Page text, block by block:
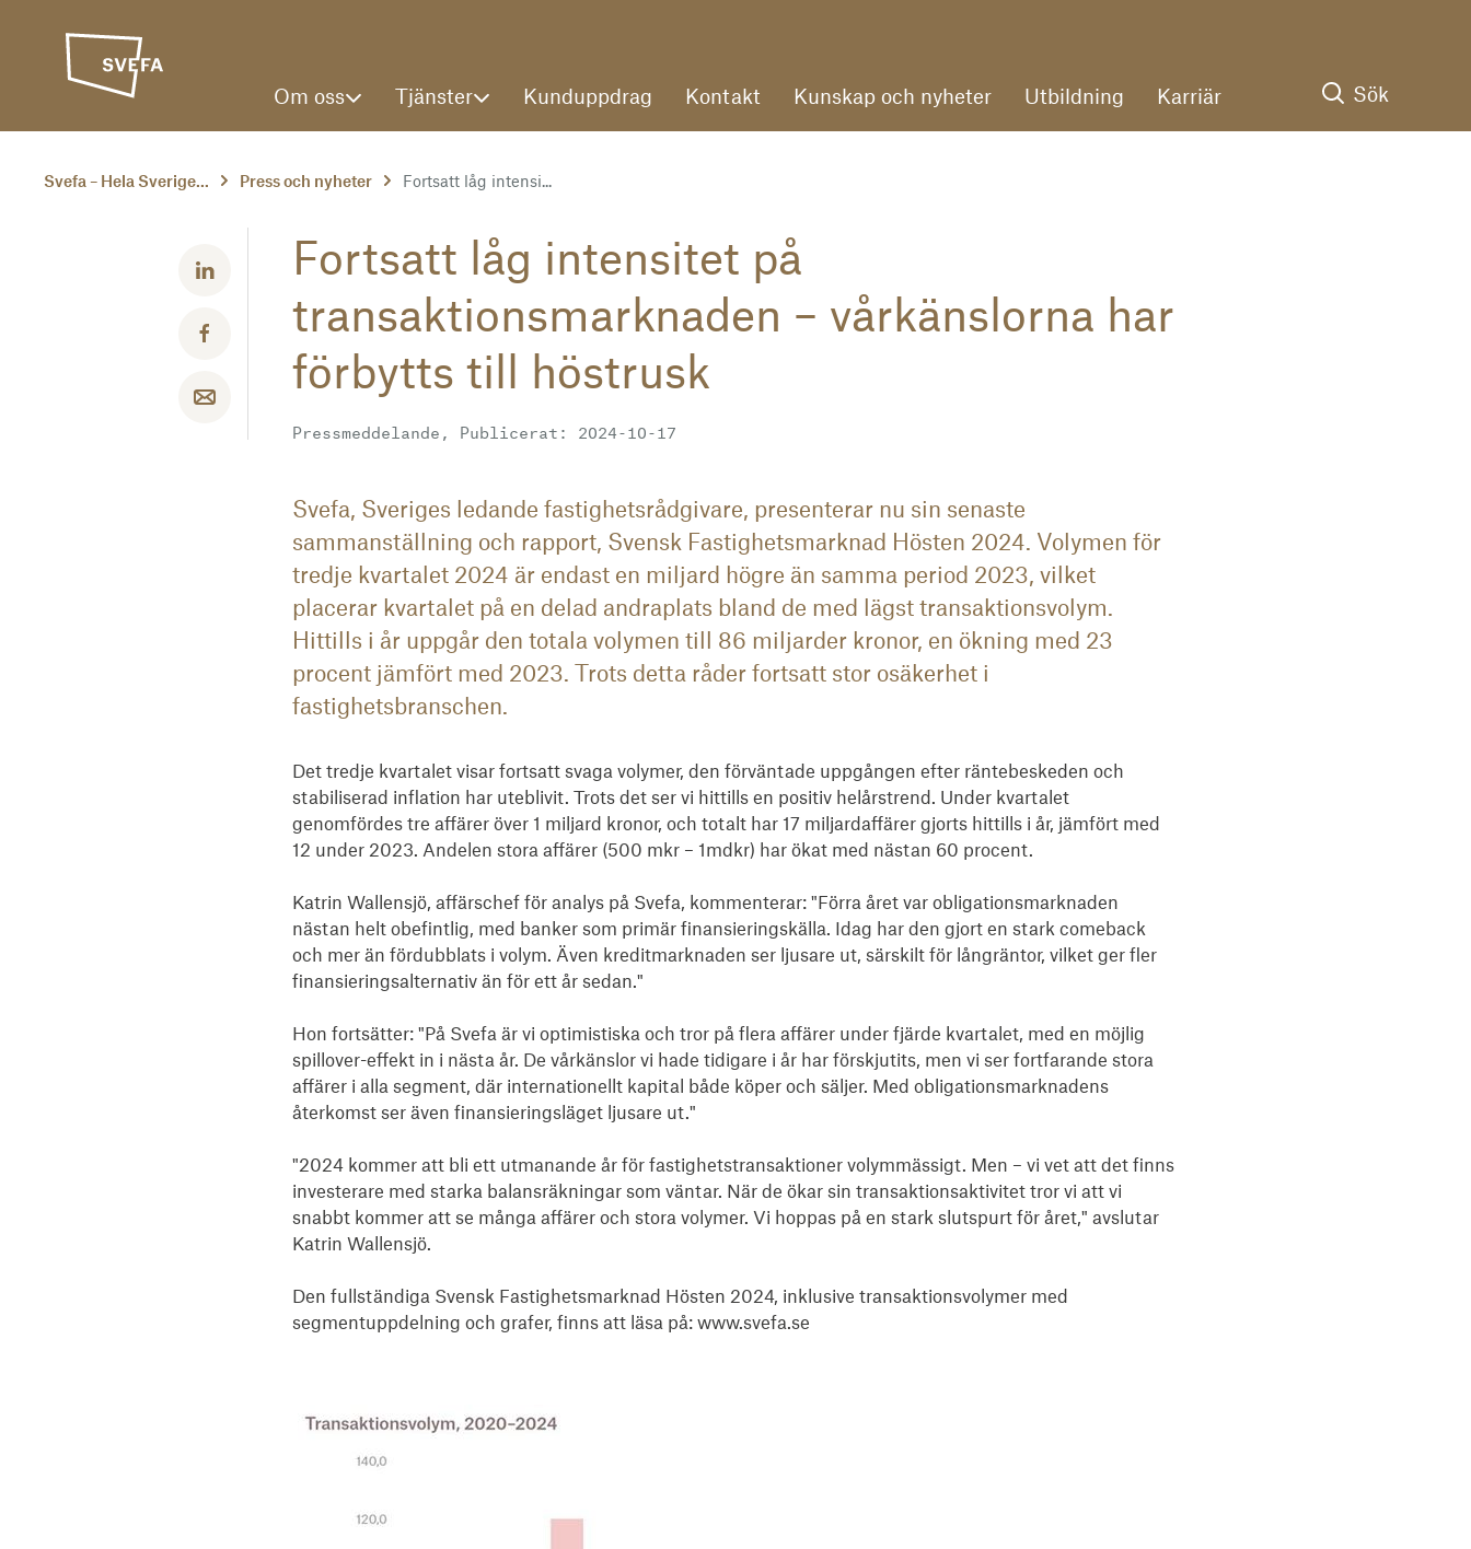
Om oss Tjänster Kunduppdrag Kontakt Kunskap och nyheter Utbildning Karriär Sök
Svefa – Hela Sverige... Press och nyheter Fortsatt låg intensi...
Dela med LinkedIn
Dela med Facebook
Dela med email
Fortsatt låg intensitet på
transaktionsmarknaden – vårkänslorna har
förbytts till höstrusk
Pressmeddelande, Publicerat: 2024-10-17
Svefa, Sveriges ledande fastighetsrådgivare, presenterar nu sin senaste
sammanställning och rapport, Svensk Fastighetsmarknad Hösten 2024. Volymen för
tredje kvartalet 2024 är endast en miljard högre än samma period 2023, vilket
placerar kvartalet på en delad andraplats bland de med lägst transaktionsvolym.
Hittills i år uppgår den totala volymen till 86 miljarder kronor, en ökning med 23
procent jämfört med 2023. Trots detta råder fortsatt stor osäkerhet i
fastighetsbranschen.
Det tredje kvartalet visar fortsatt svaga volymer, den förväntade uppgången efter räntebeskeden och
stabiliserad inflation har uteblivit. Trots det ser vi hittills en positiv helårstrend. Under kvartalet
genomfördes tre affärer över 1 miljard kronor, och totalt har 17 miljardaffärer gjorts hittills i år, jämfört med
12 under 2023. Andelen stora affärer (500 mkr – 1mdkr) har ökat med nästan 60 procent.
Katrin Wallensjö, affärschef för analys på Svefa, kommenterar: "Förra året var obligationsmarknaden
nästan helt obefintlig, med banker som primär finansieringskälla. Idag har den gjort en stark comeback
och mer än fördubblats i volym. Även kreditmarknaden ser ljusare ut, särskilt för långräntor, vilket ger fler
finansieringsalternativ än för ett år sedan."
Hon fortsätter: "På Svefa är vi optimistiska och tror på flera affärer under fjärde kvartalet, med en möjlig
spillover-effekt in i nästa år. De vårkänslor vi hade tidigare i år har förskjutits, men vi ser fortfarande stora
affärer i alla segment, där internationellt kapital både köper och säljer. Med obligationsmarknadens
återkomst ser även finansieringsläget ljusare ut."
"2024 kommer att bli ett utmanande år för fastighetstransaktioner volymmässigt. Men – vi vet att det finns
investerare med starka balansräkningar som väntar. När de ökar sin transaktionsaktivitet tror vi att vi
snabbt kommer att se många affärer och stora volymer. Vi hoppas på en stark slutspurt för året," avslutar
Katrin Wallensjö.
Den fullständiga Svensk Fastighetsmarknad Hösten 2024, inklusive transaktionsvolymer med
segmentuppdelning och grafer, finns att läsa på: www.svefa.se